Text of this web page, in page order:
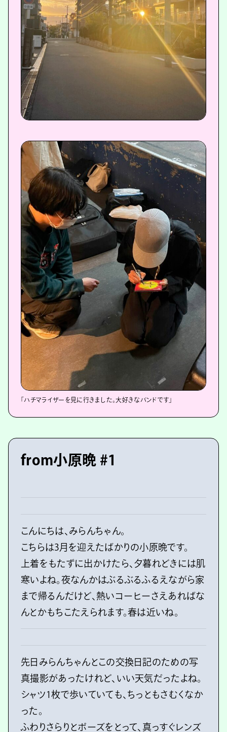
「ハチマライザーを見に行きました。大好きなバンドです」
from小原晩 #1
こんにちは、みらんちゃん。
こちらは3月を迎えたばかりの小原晩です。
上着をもたずに出かけたら、夕暮れどきには肌
寒いよね。夜なんかはぶるぶるふるえながら家
まで帰るんだけど、熱いコーヒーさえあればな
んとかもちこたえられます。春は近いね。
先日みらんちゃんとこの交換日記のための写
真撮影があったけれど、いい天気だったよね。
シャツ1枚で歩いていても、ちっともさむくなか
った。
ふわりさらりとポーズをとって、真っすぐレンズ